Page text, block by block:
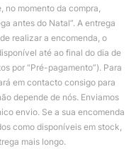
no momento da compra,
antes do Natal”. A entrega
realizar a encomenda, o
até ao final do dia de
por “Pré-pagamento”). Para
em contacto consigo para
depende de nós. Enviamos
envio. Se a sua encomenda
como disponíveis em stock,
mais longo.